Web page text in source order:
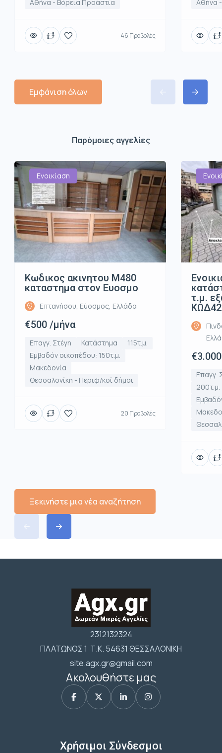
Αθήνα - Βόρεια Προάστια
46 Προβολές
Αθήνα
Εμφάνιση όλων
Παρόμοιες αγγελίες
Ενοικίαση
Κωδικος ακινητου Μ480
καταστημα στον Ευοσμο
Επτανήσου, Εύοσμος, Ελλάδα
€500 /μήνα
Επαγγ. Στέγη Κατάστημα
115τ.μ.
Εμβαδόν οικοπέδου: 150τ.μ.
Μακεδονία
Θεσσαλονίκη - Περιφ/κοί δήμοι
20 Προβολές
τ.μ.
Επαγγ.
200τ.μ.
Ξεκινήστε μια νέα αναζήτηση
2312132324
ΠΛΑΤΩΝΟΣ 1 Τ.Κ. 54631 ΘΕΣΣΑΛΟΝΙΚΗ
site.agx.gr@gmail.com
Ακολουθήστε μας
Χρήσιμοι Σύνδεσμοι